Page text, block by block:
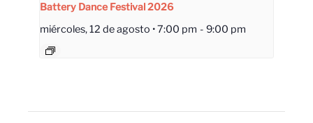
Battery Dance Festival 2026
miércoles, 12 de agosto • 7:00 pm - 9:00 pm